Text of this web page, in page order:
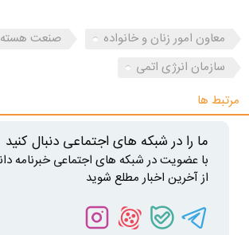
معاون امور زنان و خانواده
صنعت
سازمان انرژی اتمی
مرتبط ها
ما را در شبکه های اجتماعی دنبال کنید
با عضویت در شبکه های اجتماعی خبرنامه
از آخرین اخبار مطلع شوید